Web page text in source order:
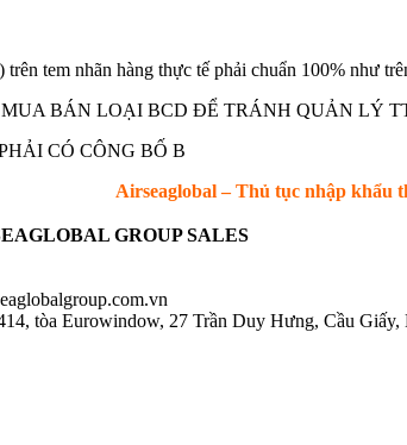
tem nhãn hàng thực tế phải chuẩn 100% như
BÁN LOẠI BCD ĐỂ TRÁNH QUẢN LÝ
CÓ CÔNG BỐ B
Airseaglobal – Thủ tục nhập khẩu
GROUP SALES
tòa Eurowindow, 27 Trần Duy Hưng, Cầu Giấy,